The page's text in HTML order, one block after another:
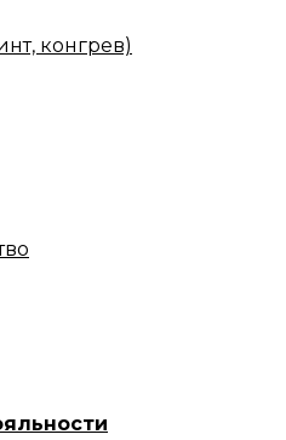
конгрев)